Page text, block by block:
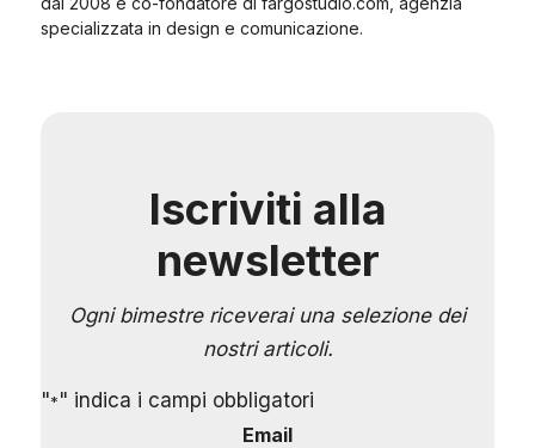
specializzata in design e comunicazione.
Iscriviti alla
newsletter
Ogni bimestre riceverai una selezione dei
nostri articoli.
"*" indica i campi obbligatori
Email